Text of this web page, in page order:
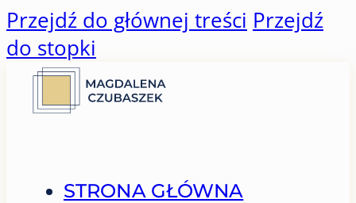
Przejdź do głównej treści Przejdź
do stopki
STRONA GŁÓWNA